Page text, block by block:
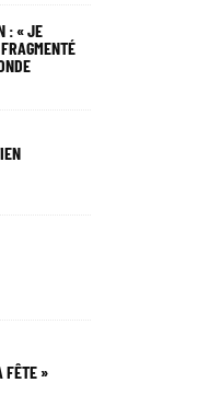
: « JE
FÊTE »